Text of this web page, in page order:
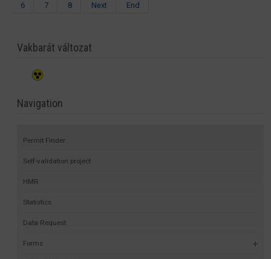
6
7 8 Next End
Vakbarát változat
Navigation
Permit Finder
Self-validation project
HMR
Statistics
Data Request
Forms